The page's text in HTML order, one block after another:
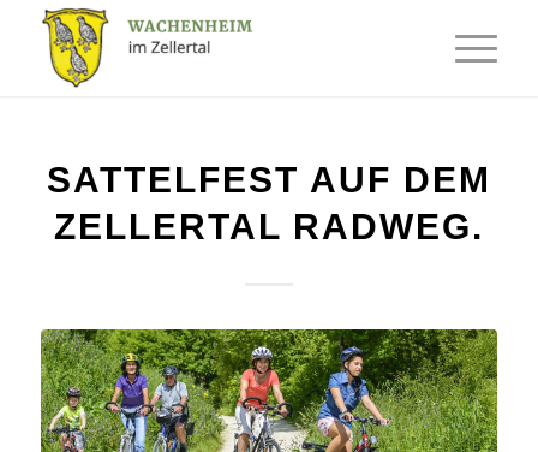
SATTELFEST AUF DEM
ZELLERTAL RADWEG.